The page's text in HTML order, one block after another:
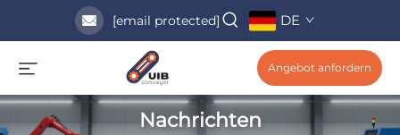
[email protected] DE
Angebot anfordern
Nachrichten